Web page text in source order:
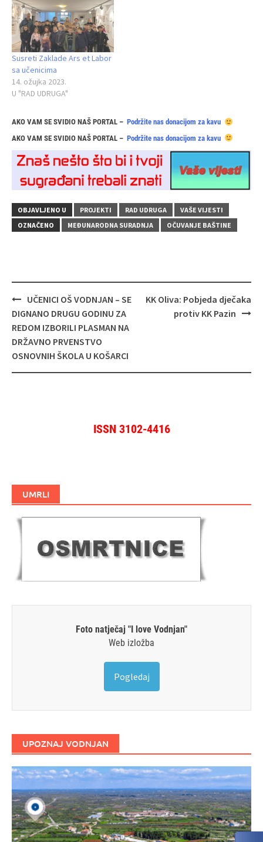
Susreti Zaklade Ars et Labor
sa učenicima
14. ožujka 2023.
U "RAD UDRUGA"
AKO VAM SE SVIDIO NAŠ PORTAL – Podržite nas donacijom za kavu
AKO VAM SE SVIDIO NAŠ PORTAL – Podržite nas donacijom za kavu
OBJAVLJENO U PROJEKTI RAD UDRUGA
VAŠE VIJESTI
OZNAČENO
MEĐUNARODNA SURADNJA OČUVANJE BAŠTINE
Navigacija
objava
UČENICI OŠ VODNJAN – SE
DIGNANO DRUGU GODINU ZA
REDOM IZBORILI PLASMAN NA
DRŽAVNO PRVENSTVO
OSNOVNIH ŠKOLA U KOŠARCI
KK Oliva: Pobjeda dječaka
protiv KK Pazin
ISSN 3102-4416
UMRLI
Foto natječaj "I love Vodnjan"
Web izložba
Pogledaj
UPOZNAJ VODNJAN